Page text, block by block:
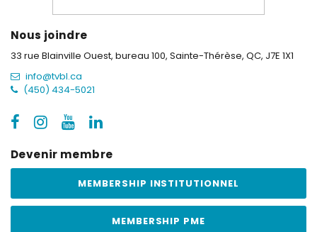
Nous joindre
33 rue Blainville Ouest, bureau 100, Sainte-Thérèse, QC, J7E 1X1
info@tvbl.ca
(450) 434-5021
Devenir membre
MEMBERSHIP INSTITUTIONNEL
MEMBERSHIP PME